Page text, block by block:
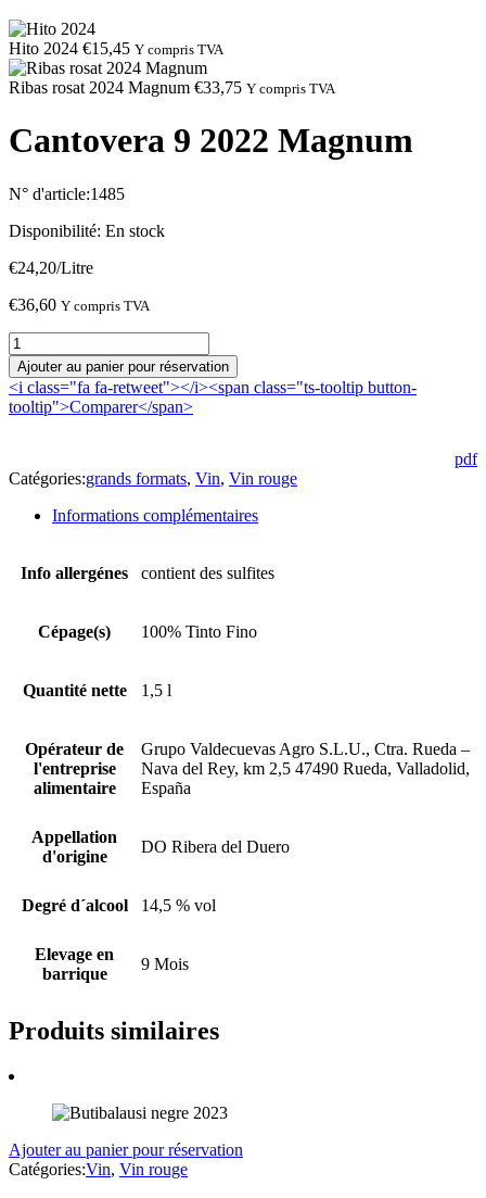
Hito 2024 €15,45 Y compris TVA
Ribas rosat 2024 Magnum €33,75 Y compris TVA
Cantovera 9 2022 Magnum
N° d'article:1485
Disponibilité: En stock
€24,20/Litre
€36,60 Y compris TVA
quantité
de
Cantovera
9
2022
Ajouter au panier pour réservation
<i class="fa fa-retweet"></i><span class="ts-tooltip button-
tooltip">Comparer</span>
pdf
Catégories:grands formats, Vin, Vin rouge
Informations complémentaires
Info allergénes contient des sulfites
Cépage(s) 100% Tinto Fino
Quantité nette 1,5 l
Opérateur de
l'entreprise
alimentaire
Grupo Valdecuevas Agro S.L.U., Ctra. Rueda –
Nava del Rey, km 2,5 47490 Rueda, Valladolid,
España
Appellation
d'origine
DO Ribera del Duero
Degré d´alcool 14,5 % vol
Elevage en
barrique
9 Mois
Produits similaires
Ajouter au panier pour réservation
Catégories:Vin, Vin rouge